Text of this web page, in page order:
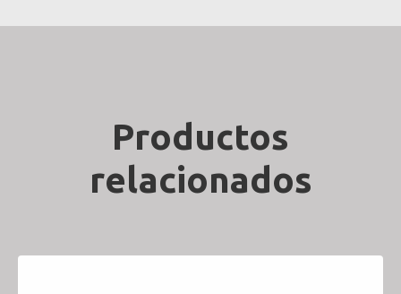
Productos
relacionados